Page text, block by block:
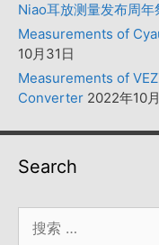
Niao耳放测量发布周年
Measurements of
10月31日
Measurements of
Converter 2022年10
Search
索：